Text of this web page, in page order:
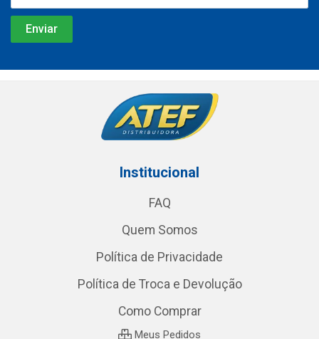
Institucional
FAQ
Quem Somos
Política de Privacidade
Política de Troca e Devolução
Como Comprar
Meus Pedidos